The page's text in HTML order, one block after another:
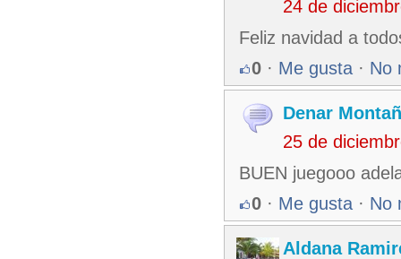
24 de
Feliz navidad a
0 · Me gusta · No
Denar
25 de
BUEN juegooo
0 · Me gusta · No
Aldana